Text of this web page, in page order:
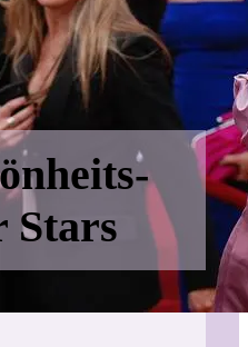
Stars